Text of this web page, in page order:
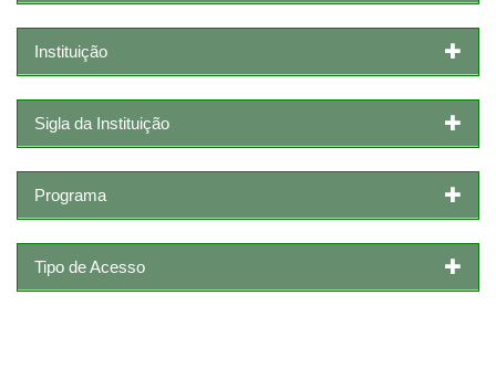
Instituição
Sigla da Instituição
Programa
Tipo de Acesso